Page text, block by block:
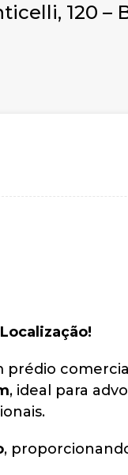
120 –
prédio
, ideal para
,